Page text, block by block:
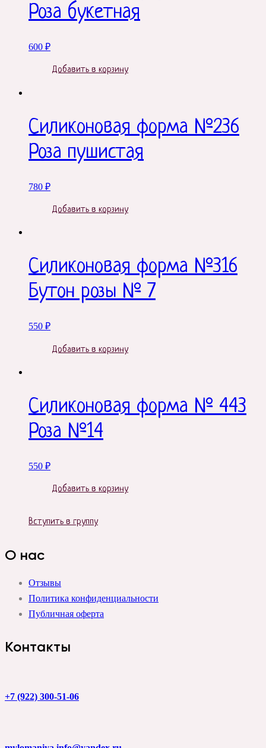
Роза букетная
600 ₽
Добавить в корзину
Силиконовая форма №236
Роза пушистая
780 ₽
Добавить в корзину
Силиконовая форма №316
Бутон розы № 7
550 ₽
Добавить в корзину
Силиконовая форма № 443
Роза №14
550 ₽
Добавить в корзину
Вступить в группу
О нас
Отзывы
Политика конфиденциальности
Публичная оферта
Контакты
+7 (922) 300-51-06